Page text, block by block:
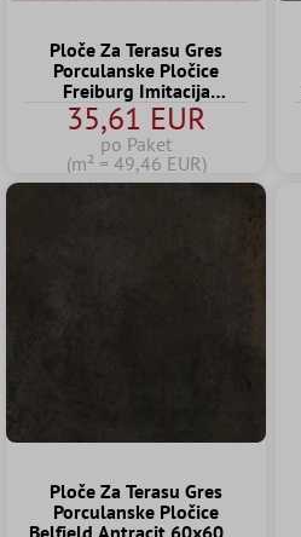
Ploče Za Terasu Gres
Porculanske Pločice
Freiburg Imitacija
Prirodnog Kamena Bež
60x60x2 cm
35,61 EUR
po Paket
(m² = 49,46 EUR)
Ploče Za Terasu Gres
Porculanske Pločice
Belfield Antracit 60x60x2